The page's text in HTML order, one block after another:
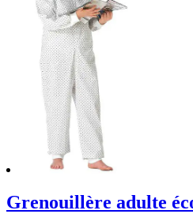
Grenouillère adulte